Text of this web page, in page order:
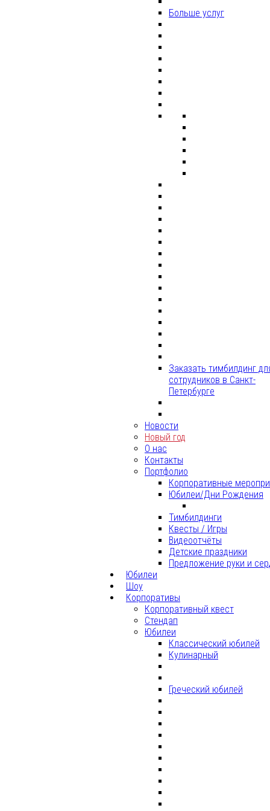
Больше услуг
Заказать тимбилдинг
сотрудников в Санкт-
Петербурге
Новости
Новый год
О нас
Контакты
Портфолио
Корпоративные
Юбилеи/Дни Рождения
Тимбилдинги
Квесты / Игры
Видеоотчёты
Детские праздники
Предложение руки и
Юбилеи
Шоу
Корпоративы
Корпоративный квест
Стендап
Юбилеи
Классический юбилей
Кулинарный
Греческий юбилей